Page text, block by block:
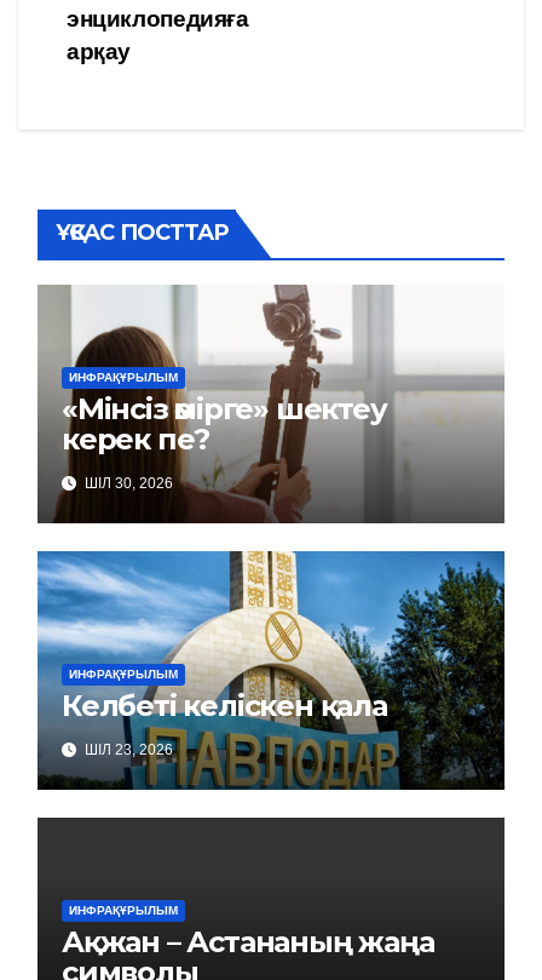
записям
энциклопедияға
арқау
ҰҚСАС ПОСТТАР
ИНФРАҚҰРЫЛЫМ
«Мінсіз өмірге» шектеу
керек пе?
ШІЛ 30, 2026
ИНФРАҚҰРЫЛЫМ
Келбеті келіскен қала
ШІЛ 23, 2026
ИНФРАҚҰРЫЛЫМ
Ақжан – Астананың жаңа
символы